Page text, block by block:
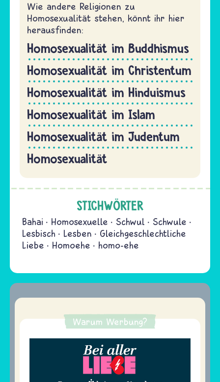
Wie andere Religionen zu
Homosexualität stehen, könnt ihr hier
herausfinden:
Homosexualität im Buddhismus
Homosexualität im Christentum
Homosexualität im Hinduismus
Homosexualität im Islam
Homosexualität im Judentum
Homosexualität
STICHWÖRTER
Bahai Homosexuelle Schwul
Schwule
Lesbisch
Lesben
Gleichgeschlechtliche
Liebe
Homoehe homo-ehe
Warum Werbung?